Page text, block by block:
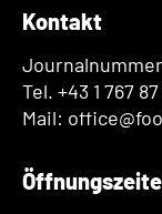
Kontakt
Tel. +43 1 767
Mail: